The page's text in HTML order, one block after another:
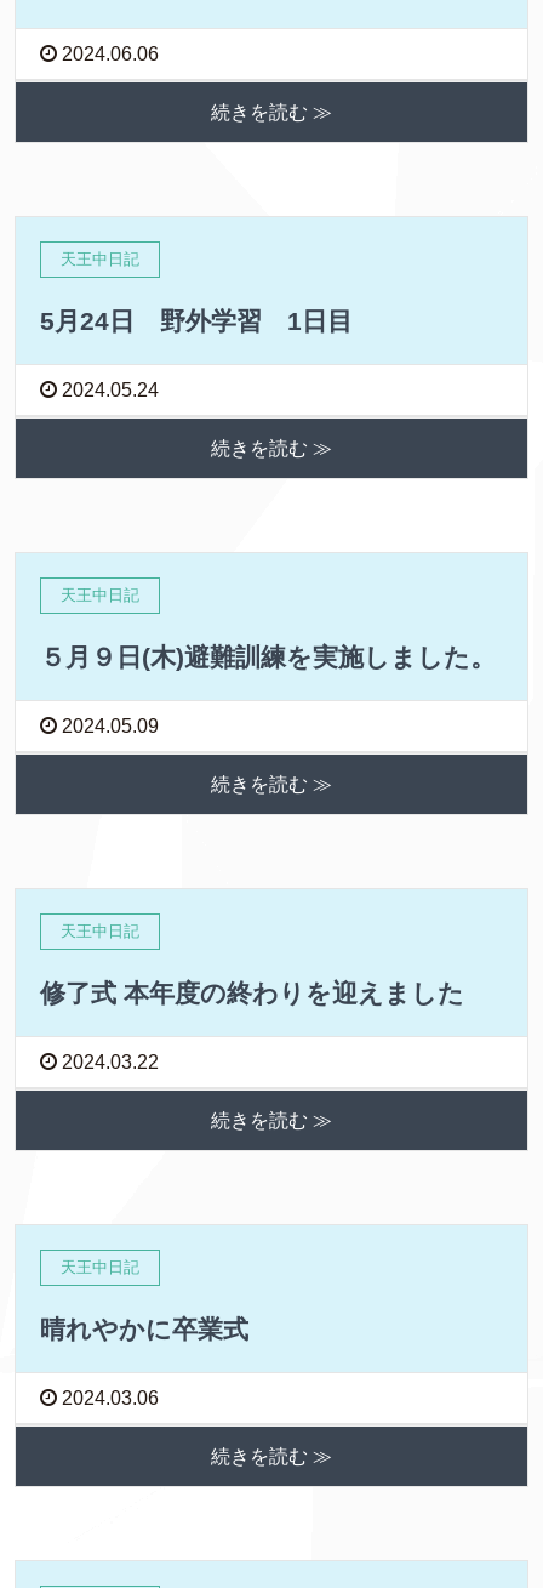
2024.06.06
続きを読む ≫
天王中日記
5月24日 野外学習 1日目
2024.05.24
続きを読む ≫
天王中日記
５月９日(木)避難訓練を実施しました。
2024.05.09
続きを読む ≫
天王中日記
修了式 本年度の終わりを迎えました
2024.03.22
続きを読む ≫
天王中日記
晴れやかに卒業式
2024.03.06
続きを読む ≫